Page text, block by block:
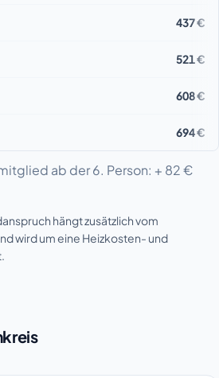
437 €
521 €
608 €
694 €
ab der 6. Person: + 82 €
hängt zusätzlich vom
wird um eine Heizkosten- und